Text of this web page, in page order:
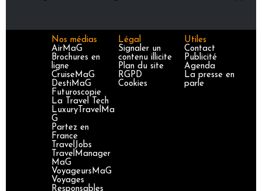
Nos médias
AirMaG
Brochures en
ligne
CruiseMaG
DestiMaG
Futuroscopie
La Travel Tech
LuxuryTravelMa
G
Partez en
France
TravelJobs
TravelManager
MaG
VoyageursMaG
Voyages
Responsables
Légal
Signaler un
contenu illicite
Plan du site
RGPD
Cookies
Utiles
Contact
Publicité
Agenda
La presse en
parle